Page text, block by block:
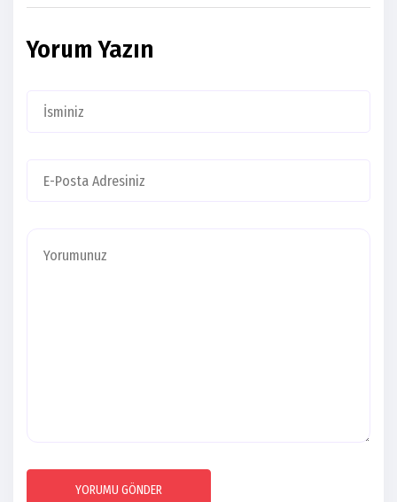
Yorum Yazın
YORUMU GÖNDER